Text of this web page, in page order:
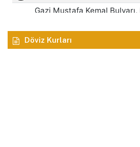
Döviz Kurları